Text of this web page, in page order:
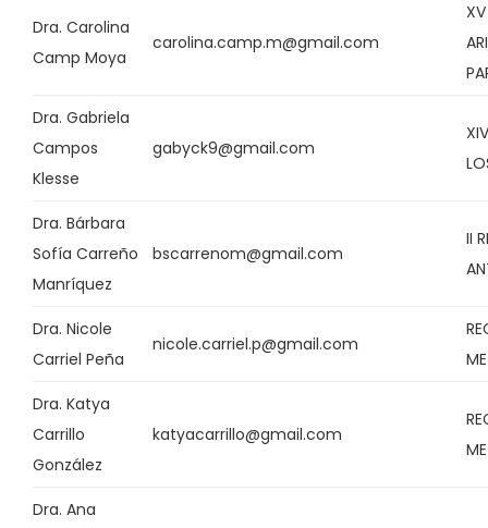
Dra. Carolina
Camp Moya
carolina.camp.m@gmail.com
Dra. Gabriela
Campos
Klesse
gabyck9@gmail.com
Dra. Bárbara
Sofía Carreño
Manríquez
bscarrenom@gmail.com
II
Dra. Nicole
Carriel Peña
nicole.carriel.p@gmail.com
Dra. Katya
Carrillo
González
katyacarrillo@gmail.com
Dra. Ana